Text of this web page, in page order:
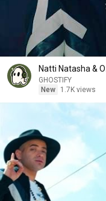
Natti Natasha &
GHOSTIFY
New
1.7K views